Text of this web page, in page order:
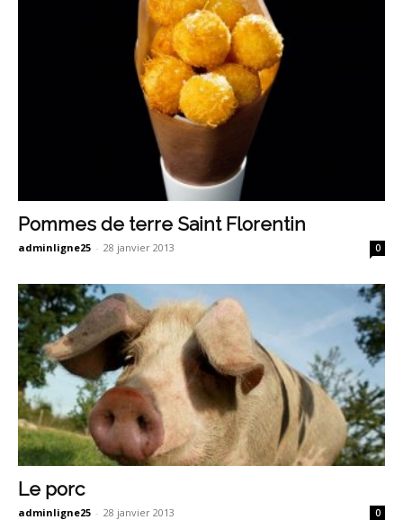
Pommes de terre Saint Florentin
adminligne25 - 28 janvier 2013 0
Le porc
adminligne25 - 28 janvier 2013 0